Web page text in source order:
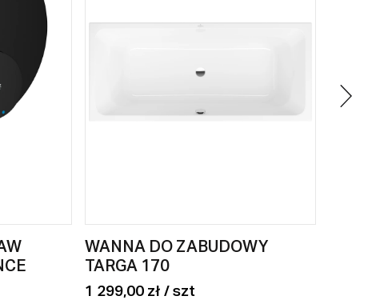
WANNA DO ZABUDOWY
TARGA 170
1 299,00 zł / szt